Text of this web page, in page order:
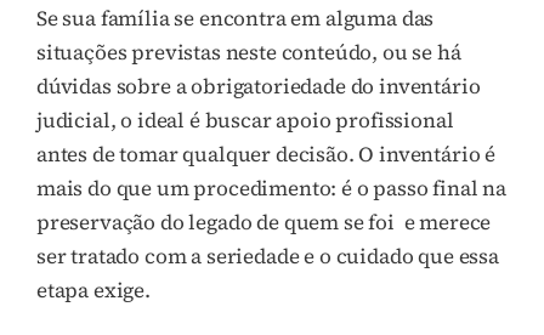
Se sua família se encontra em alguma das
situações previstas neste conteúdo, ou se há
dúvidas sobre a obrigatoriedade do inventário
judicial, o ideal é buscar apoio profissional
antes de tomar qualquer decisão. O inventário é
mais do que um procedimento: é o passo final na
preservação do legado de quem se foi e merece
ser tratado com a seriedade e o cuidado que essa
etapa exige.